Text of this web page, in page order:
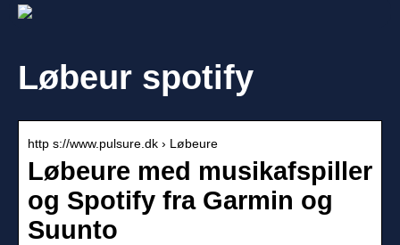
Løbeur spotify
http s://www.pulsure.dk › Løbeure
Løbeure med musikafspiller
og Spotify fra Garmin og
Suunto